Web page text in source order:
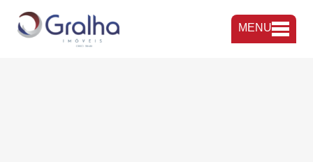
MENU